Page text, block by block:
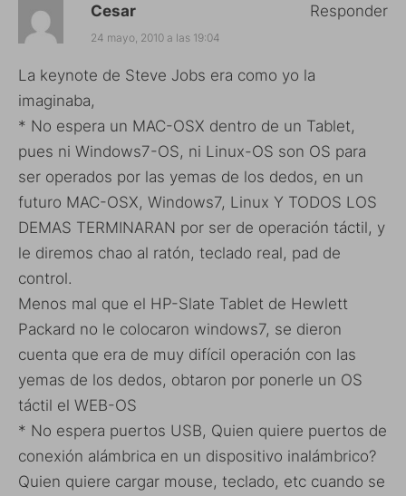
Cesar
24 mayo, 2010 a las 19:04
La keynote de Steve Jobs era como yo la
imaginaba,
* No espera un MAC-OSX dentro de un Tablet,
pues ni Windows7-OS, ni Linux-OS son OS para
ser operados por las yemas de los dedos, en un
futuro MAC-OSX, Windows7, Linux Y TODOS LOS
DEMAS TERMINARAN por ser de operación táctil, y
le diremos chao al ratón, teclado real, pad de
control.
Menos mal que el HP-Slate Tablet de Hewlett
Packard no le colocaron windows7, se dieron
cuenta que era de muy difícil operación con las
yemas de los dedos, obtaron por ponerle un OS
táctil el WEB-OS
* No espera puertos USB, Quien quiere puertos de
conexión alámbrica en un dispositivo inalámbrico?
Quien quiere cargar mouse, teclado, etc cuando se
Responder